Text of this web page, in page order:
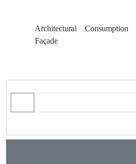
Architectural
Façade
Consumption